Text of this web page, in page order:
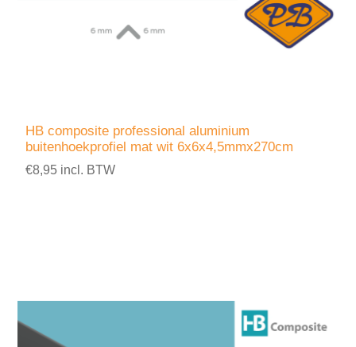
HB composite professional aluminium
buitenhoekprofiel mat wit 6x6x4,5mmx270cm
€8,95 incl. BTW